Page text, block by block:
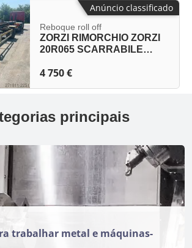
Reboque roll off
ZORZI RIMORCHIO ZORZI
20R065 SCARRABILE
4 750 €
Anúncio classificado
principais
trabalhar metal e máquinas-